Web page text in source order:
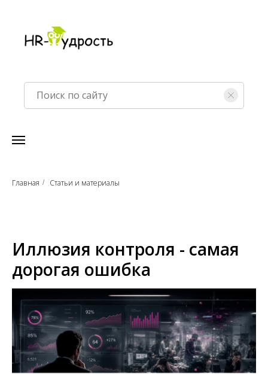
Главная / Статьи и материалы
Иллюзия контроля - самая
дорогая ошибка